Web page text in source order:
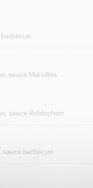
sauce Maroilles
sauce Reblochon
barbecue